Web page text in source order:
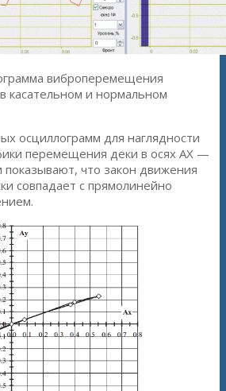
виброперемещения
касательном и нормальном
осциллограмм для наглядности
перемещения деки в осях AX —
показывают, что закон движения
совпадает с прямолинейно